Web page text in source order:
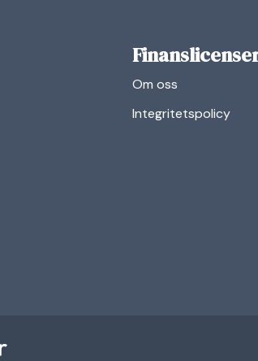
Om oss
Integritetspolicy